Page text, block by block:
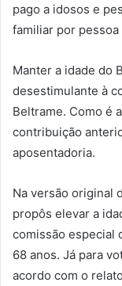
pago a idosos e
familiar por
Manter a idade do
desestimulante à
Beltrame. Como é
contribuição
aposentadoria.
Na versão original
propôs elevar a
comissão especial
68 anos. Já para
acordo com o